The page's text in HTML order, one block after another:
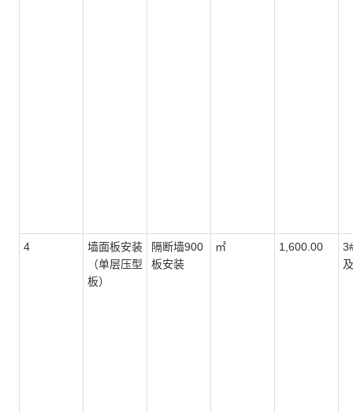
4
墙面板安装
（单层压型
板）
隔断墙900
板安装
㎡ 1,600.00